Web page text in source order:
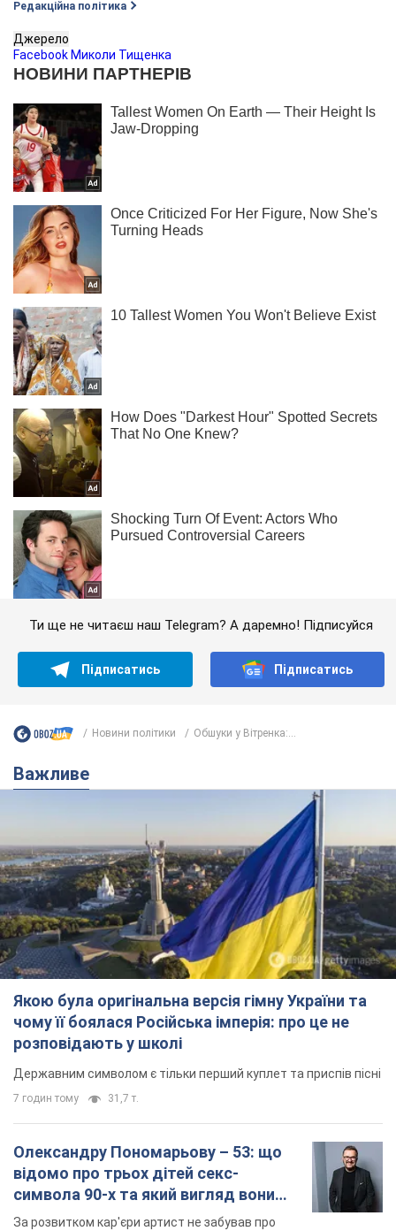
Редакційна політика
Джерело
Facebook Миколи Тищенка
Ти ще не читаєш наш Telegram? А даремно! Підписуйся
Підписатись Підписатись
Новини політики Обшуки у Вітренка:...
Важливе
Якою була оригінальна версія гімну України та
чому її боялася Російська імперія: про це не
розповідають у школі
Державним символом є тільки перший куплет та приспів пісні
7 годин тому 31,7 т.
Олександру Пономарьову – 53: що
відомо про трьох дітей секс-
символа 90-х та який вигляд вони
мають
За розвитком кар'єри артист не забував про